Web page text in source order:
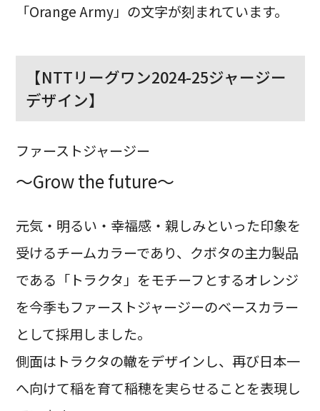
「Orange Army」の文字が刻まれています。
【NTTリーグワン2024-25ジャージー
デザイン】
ファーストジャージー
～Grow the future～
元気・明るい・幸福感・親しみといった印象を
受けるチームカラーであり、クボタの主力製品
である「トラクタ」をモチーフとするオレンジ
を今季もファーストジャージーのベースカラー
として採用しました。
側面はトラクタの轍をデザインし、再び日本一
へ向けて稲を育て稲穂を実らせることを表現し